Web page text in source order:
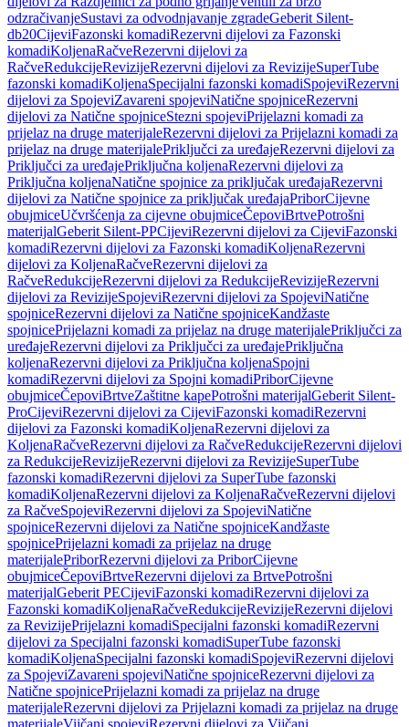
odzračivanjeSustavi za odvodnjavanje zgradeGeberit Silent-
db20CijeviFazonski komadiRezervni dijelovi za Fazonski
komadiKoljenaRačveRezervni dijelovi za
RačveRedukcijeRevizijeRezervni dijelovi za RevizijeSuperTube
fazonski komadiKoljenaSpecijalni fazonski komadiSpojeviRezervni
dijelovi za SpojeviZavareni spojeviNatične spojniceRezervni
dijelovi za Natične spojniceStezni spojeviPrijelazni komadi za
prijelaz na druge materijaleRezervni dijelovi za Prijelazni komadi za
prijelaz na druge materijalePriključci za uređajeRezervni dijelovi za
Priključci za uređajePriključna koljenaRezervni dijelovi za
Priključna koljenaNatične spojnice za priključak uređajaRezervni
dijelovi za Natične spojnice za priključak uređajaPriborCijevne
obujmiceUčvršćenja za cijevne obujmiceČepoviBrtvePotrošni
materijalGeberit Silent-PPCijeviRezervni dijelovi za CijeviFazonski
komadiRezervni dijelovi za Fazonski komadiKoljenaRezervni
dijelovi za KoljenaRačveRezervni dijelovi za
RačveRedukcijeRezervni dijelovi za RedukcijeRevizijeRezervni
dijelovi za RevizijeSpojeviRezervni dijelovi za SpojeviNatične
spojniceRezervni dijelovi za Natične spojniceKandžaste
spojnicePrijelazni komadi za prijelaz na druge materijalePriključci za
uređajeRezervni dijelovi za Priključci za uređajePriključna
koljenaRezervni dijelovi za Priključna koljenaSpojni
komadiRezervni dijelovi za Spojni komadiPriborCijevne
obujmiceČepoviBrtveZaštitne kapePotrošni materijalGeberit Silent-
ProCijeviRezervni dijelovi za CijeviFazonski komadiRezervni
dijelovi za Fazonski komadiKoljenaRezervni dijelovi za
KoljenaRačveRezervni dijelovi za RačveRedukcijeRezervni dijelovi
za RedukcijeRevizijeRezervni dijelovi za RevizijeSuperTube
fazonski komadiRezervni dijelovi za SuperTube fazonski
komadiKoljenaRezervni dijelovi za KoljenaRačveRezervni dijelovi
za RačveSpojeviRezervni dijelovi za SpojeviNatične
spojniceRezervni dijelovi za Natične spojniceKandžaste
spojnicePrijelazni komadi za prijelaz na druge
materijalePriborRezervni dijelovi za PriborCijevne
obujmiceČepoviBrtveRezervni dijelovi za BrtvePotrošni
materijalGeberit PECijeviFazonski komadiRezervni dijelovi za
Fazonski komadiKoljenaRačveRedukcijeRevizijeRezervni dijelovi
za RevizijePrijelazni komadiSpecijalni fazonski komadiRezervni
dijelovi za Specijalni fazonski komadiSuperTube fazonski
komadiKoljenaSpecijalni fazonski komadiSpojeviRezervni dijelovi
za SpojeviZavareni spojeviNatične spojniceRezervni dijelovi za
Natične spojnicePrijelazni komadi za prijelaz na druge
materijaleRezervni dijelovi za Prijelazni komadi za prijelaz na druge
materijaleVijčani spojeviRezervni dijelovi za Vijčani